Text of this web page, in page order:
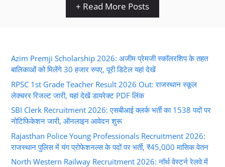
+ Read More Posts
Azim Premji Scholarship 2026: अजीम प्रेमजी स्कॉलरशिप के तहत
बालिकाओं को मिलेंगे 30 हजार रुपए, पूरी डिटेल यहां देखें
RPSC 1st Grade Teacher Result 2026 Out: राजस्थान स्कूल
लेक्चरर रिजल्ट जारी, यहां देखें डायरेक्ट PDF लिंक
SBI Clerk Recruitment 2026: एसबीआई क्लर्क भर्ती का 1538 पदों पर
नोटिफिकेशन जारी, ऑनलाइन आवेदन शुरू
Rajasthan Police Young Professionals Recruitment 2026:
राजस्थान पुलिस में यंग प्रोफेशनल्स के पदों पर भर्ती, ₹45,000 मासिक वेतन
North Western Railway Recruitment 2026: नॉर्थ वेस्टर्न रेलवे में